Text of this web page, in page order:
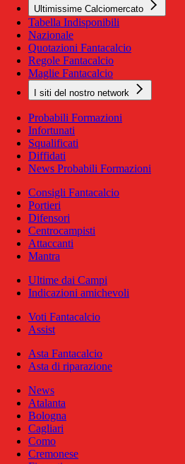
Ultimissime Calciomercato
Tabella Indisponibili
Nazionale
Quotazioni Fantacalcio
Regole Fantacalcio
Maglie Fantacalcio
I siti del nostro network
Probabili Formazioni
Infortunati
Squalificati
Diffidati
News Probabili Formazioni
Consigli Fantacalcio
Portieri
Difensori
Centrocampisti
Attaccanti
Mantra
Ultime dai Campi
Indicazioni amichevoli
Voti Fantacalcio
Assist
Asta Fantacalcio
Asta di riparazione
News
Atalanta
Bologna
Cagliari
Como
Cremonese